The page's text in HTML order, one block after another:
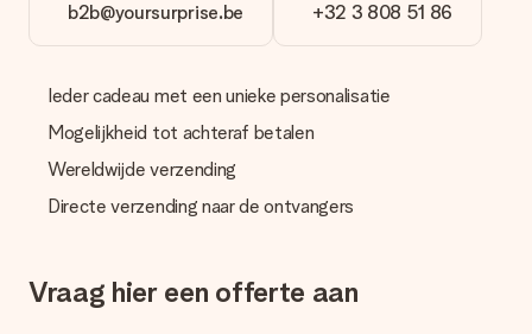
Levertijd, bezorgopties en verzendkosten
Ja, dat kan! In onze winkelmand kun je bij de meeste cadeaus
worden.
Wat is de levertijd en wanneer heb ik mijn cadeau in huis?
De levertijd is terug te vinden op de productpagina van het
Welke bezorgopties kan ik kiezen?
b2b@yoursurprise.be +32 3 808 51 86
Ieder cadeau met een unieke personalisatie
Mogelijkheid tot achteraf betalen
Wereldwijde verzending
Directe verzending naar de ontvangers
Vraag hier een offerte aan